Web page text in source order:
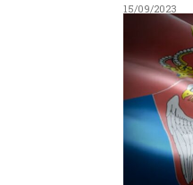
15/09/2023